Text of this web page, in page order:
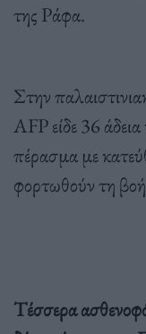
της Ράφα.
Στην
AFP είδε 36
πέρασμα με
φορτωθούν τη
Τέσσερα